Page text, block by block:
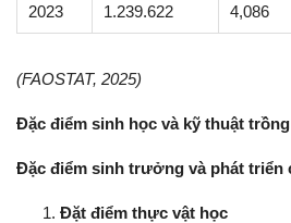
2023 1.239.622 4,086
(FAOSTAT, 2025)
Đặc điểm sinh học và kỹ thuật
Đặc điểm sinh trưởng và phát triển
Đặt điểm thực vật học